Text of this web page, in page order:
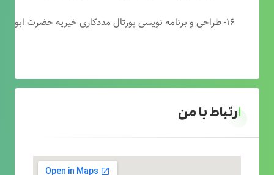
۱۶- طراحی و برنامه نویسی پورتال مددکاری خیریه حضرت ابوالفضل (ع)
ارتباط با من